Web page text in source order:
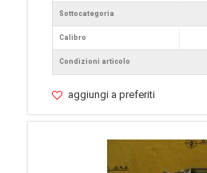
Sottocategoria
Calibro
Condizioni articolo
aggiungi a preferiti